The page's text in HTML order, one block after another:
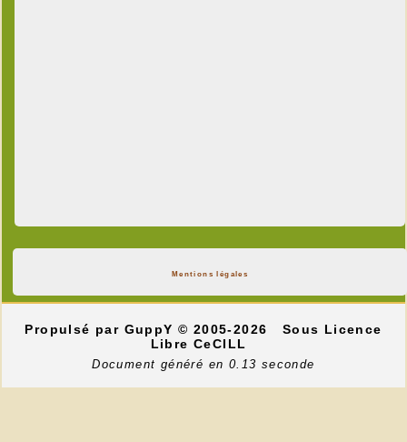
Mentions légales
Propulsé par GuppY© 2005-2026
Sous Licence
Libre CeCILL
Document généré en 0.13 seconde